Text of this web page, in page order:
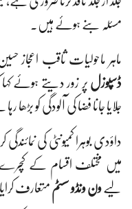
مسئلہ بنے ہوئے ہیں۔
ماہر ماحولیات ثاقب اعجاز
ڈسپوزل پر زور دیتے ہوئے
جلایا جانا فضا کی آلودگی کو بڑھا
داؤدی بوہرا کمیونٹی کی
میں مختلف اقسام کے کچرے
لیے ون ونڈو سسٹم متعارف